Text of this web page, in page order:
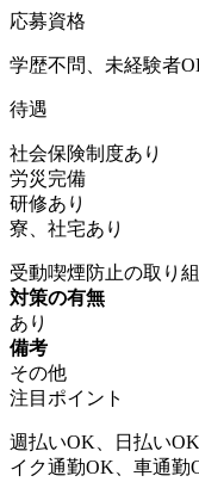
応募資格
学歴不問、未経験者
待遇
社会保険制度あり
労災完備
研修あり
寮、社宅あり
受動喫煙防止の取り
対策の有無
あり
備考
その他
注目ポイント
週払いOK、日払い
イク通勤OK、車通勤